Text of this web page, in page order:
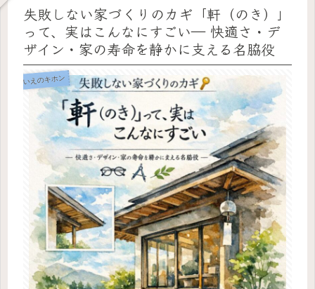
失敗しない家づくりのカギ「軒（のき）」
って、実はこんなにすごい― 快適さ・デ
ザイン・家の寿命を静かに支える名脇役
いえのキホン